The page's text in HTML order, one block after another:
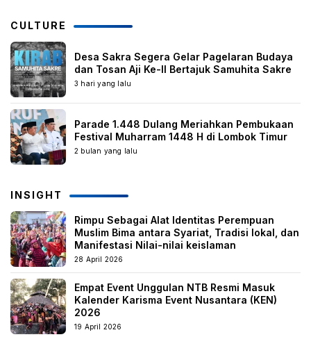
CULTURE
Desa Sakra Segera Gelar Pagelaran Budaya
dan Tosan Aji Ke-II Bertajuk Samuhita Sakre
3 hari yang lalu
Parade 1.448 Dulang Meriahkan Pembukaan
Festival Muharram 1448 H di Lombok Timur
2 bulan yang lalu
INSIGHT
Rimpu Sebagai Alat Identitas Perempuan
Muslim Bima antara Syariat, Tradisi lokal, dan
Manifestasi Nilai-nilai keislaman
28 April 2026
Empat Event Unggulan NTB Resmi Masuk
Kalender Karisma Event Nusantara (KEN)
2026
19 April 2026